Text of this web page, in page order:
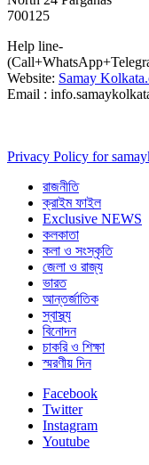
700125
Help line-
Website: Samay
Email :
Privacy Policy for
রাজনীতি
ক্রাইম ফাইল
Exclusive NEWS
কলকাতা
কলা ও সংস্কৃতি
জেলা ও রাজ্য
ভারত
আন্তর্জাতিক
স্বাস্থ্য
বিনোদন
চাকরি ও শিক্ষা
স্মরণীয় দিন
Facebook
Twitter
Instagram
Youtube